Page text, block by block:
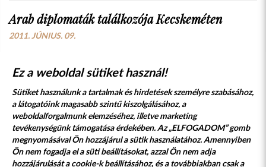
Arab diplomaták találkozója Kecskeméten
2011. JÚNIUS. 09.
Süti szabályzat Adatvédelmi nyilatkozat
Ez a weboldal sütiket használ!
Sütiket használunk a tartalmak és hirdetések személyre szabásához,
a látogatóink magasabb szintű kiszolgálásához, a
weboldalforgalmunk elemzéséhez, illetve marketing
tevékenységünk támogatása érdekében. Az „ELFOGADOM” gomb
megnyomásával Ön hozzájárul a sütik használatához. Amennyiben
Ön nem fogadja el a süti beállításokat, azzal Ön nem adja
hozzájárulását a cookie-k beállításához, és a továbbiakban csak a